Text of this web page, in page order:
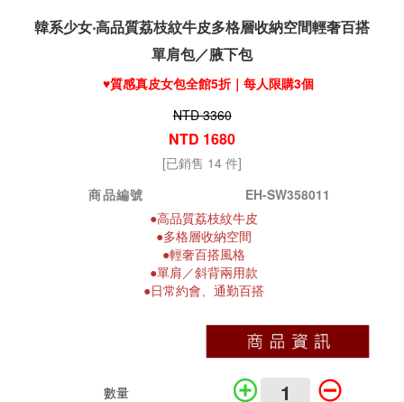
韓系少女‧高品質荔枝紋牛皮多格層收納空間輕奢百搭
單肩包／腋下包
♥️質感真皮女包全館5折｜每人限購3個
NTD 3360
NTD 1680
[已銷售 14 件]
商品編號
EH-SW358011
●高品質荔枝紋牛皮
●多格層收納空間
●輕奢百搭風格
●單肩／斜背兩用款
●日常約會、通勤百搭
數量